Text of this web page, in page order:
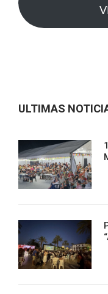
ULTIMAS